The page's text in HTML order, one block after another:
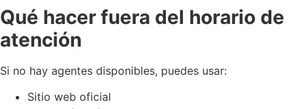
Qué hacer fuera del horario de
atención
Si no hay agentes disponibles, puedes usar:
Sitio web oficial